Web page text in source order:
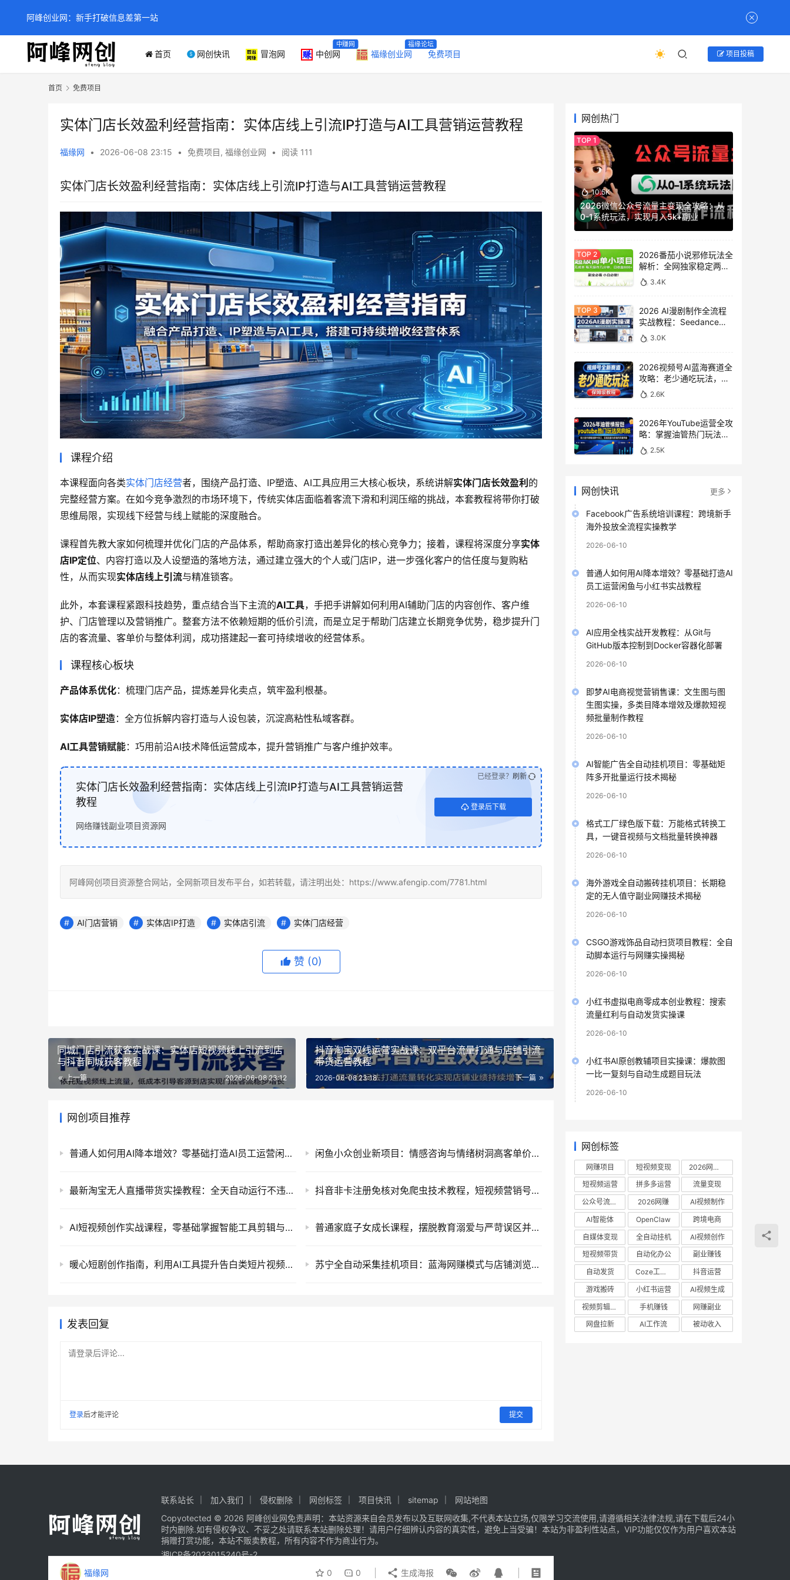
首页 网创快讯 冒泡网 中创网
中赚网
福缘创业网
福缘论坛
免费项目 项目投稿
首页 免费项目
实体门店长效盈利经营指南：实体店线上引流IP打造与AI工具营销运营教程
福缘网 • 2026-06-08 23:15 • 免费项目, 福缘创业网 • 阅读 111
实体门店长效盈利经营指南：实体店线上引流IP打造与AI工具营销运营教程
课程介绍
本课程面向各类实体门店经营者，围绕产品打造、IP塑造、AI工具应用三大核心板块，系统讲解实体门店长效盈利 的
完整经营方案。在如今竞争激烈的市场环境下，传统实体店面临着客流下滑和利润压缩的挑战，本套教程将带你打破
思维局限，实现线下经营与线上赋能的深度融合。
课程首先教大家如何梳理并优化门店的产品体系，帮助商家打造出差异化的核心竞争力；接着，课程将深度分享实体
店IP定位、内容打造以及人设塑造的落地方法，通过建立强大的个人或门店IP，进一步强化客户的信任度与复购粘
性，从而实现实体店线上引流与精准锁客。
此外，本套课程紧跟科技趋势，重点结合当下主流的AI工具，手把手讲解如何利用AI辅助门店的内容创作、客户维
护、门店管理以及营销推广。整套方法不依赖短期的低价引流，而是立足于帮助门店建立长期竞争优势，稳步提升门
店的客流量、客单价与整体利润，成功搭建起一套可持续增收的经营体系。
课程核心板块
产品体系优化：梳理门店产品，提炼差异化卖点，筑牢盈利根基。
实体店IP塑造：全方位拆解内容打造与人设包装，沉淀高粘性私域客群。
AI工具营销赋能：巧用前沿AI技术降低运营成本，提升营销推广与客户维护效率。
实体门店长效盈利经营指南：实体店线上引流IP打造与AI工具营销运营
教程
网络赚钱副业项目资源网
登录后下载
已经登录？ 刷新
阿峰网创项目资源整合网站，全网新项目发布平台，如若转载，请注明出处：https://www.afengip.com/7781.html
AI门店营销 实体店IP打造 实体店引流 实体门店经营
赞 (0)
福缘网 0 0 生成海报
同城门店引流获客实战课：实体店短视频线上引流到店
与抖音同城获客教程
上一篇 2026-06-08 23:12
抖音淘宝双线运营实战课：双平台流量打通与店铺引流
带货运营教程
下一篇
2026-06-08 23:18
网创项目推荐
普通人如何用AI降本增效？零基础打造AI员工运营闲鱼与小红书实战教程 闲鱼小众创业新项目：情感咨询与情绪树洞高客单价私域变现运营教程
最新淘宝无人直播带货实操教程：全天自动运行不违规防封号的电商网赚项目 抖音非卡注册免核对免爬虫技术教程，短视频营销号批量搭建与SEO实战指南
AI短视频创作实战课程，零基础掌握智能工具剪辑与短剧口播视频制作技巧 普通家庭子女成长课程，摆脱教育溺爱与严苛误区并引导孩子社会化健康成长
暖心短剧创作指南，利用AI工具提升告白类短片视频镜头把控与实操课程 苏宁全自动采集挂机项目：蓝海网赚模式与店铺浏览权重推广实操揭秘
发表回复
请登录后评论...
登录后才能评论 提交
网创热门
10.5K
2026微信公众号流量主变现全攻略：从
0-1系统玩法，实现月入5k+副业
2026番茄小说邪修玩法全
解析：全网独家稳定两年
老项目，助你日赚
500+稿费收益
3.4K
2026 AI漫剧制作全流程
实战教程：Seedance
2.0即梦视频生成与小说
授权教学
3.0K
2026视频号AI蓝海赛道全
攻略：老少通吃玩法，零
基础保姆级副业增收教程
2.6K
2026年YouTube运营全攻
略：掌握油管热门玩法风
向标，实现流量变现双重
突破
2.5K
网创快讯 更多
Facebook广告系统培训课程：跨境新手
海外投放全流程实操教学
2026-06-10
普通人如何用AI降本增效？零基础打造AI
员工运营闲鱼与小红书实战教程
2026-06-10
AI应用全栈实战开发教程：从Git与
GitHub版本控制到Docker容器化部署
2026-06-10
即梦AI电商视觉营销售课：文生图与图
生图实操，多类目降本增效及爆款短视
频批量制作教程
2026-06-10
AI智能广告全自动挂机项目：零基础矩
阵多开批量运行技术揭秘
2026-06-10
格式工厂绿色版下载：万能格式转换工
具，一键音视频与文档批量转换神器
2026-06-10
海外游戏全自动搬砖挂机项目：长期稳
定的无人值守副业网赚技术揭秘
2026-06-10
CSGO游戏饰品自动扫货项目教程：全自
动脚本运行与网赚实操揭秘
2026-06-10
小红书虚拟电商零成本创业教程：搜索
流量红利与自动发货实操课
2026-06-10
小红书AI原创教辅项目实操课：爆款图
一比一复刻与自动生成题目玩法
2026-06-10
网创标签
网赚项目 短视频变现
2026网赚项目
短视频运营
拼多多运营
流量变现
公众号流量主
2026网赚
AI视频制作
AI智能体
OpenClaw
跨境电商
自媒体变现
全自动挂机
AI视频创作
短视频带货
自动化办公
副业赚钱
自动发货
Coze工作流
抖音运营
游戏搬砖
小红书运营
AI视频生成
视频剪辑教程
手机赚钱
网赚副业
网盘拉新
AI工作流 被动收入
联系站长 加入我们 侵权删除 网创标签 项目快讯 sitemap
网站地图
Copyotected © 2026 阿峰创业网免责声明：本站资源来自会员发布以及互联网收集,不代表本站立场,仅限学习交流使用,请遵循相关法律法规,请在下载后24小
时内删除.如有侵权争议、不妥之处请联系本站删除处理！请用户仔细辨认内容的真实性，避免上当受骗！本站为非盈利性站点，VIP功能仅仅作为用户喜欢本站
捐赠打赏功能，本站不贩卖教程，所有内容不作为商业行为。
湘ICP备2023015240号-2
阿峰创业网：新手打破信息差第一站